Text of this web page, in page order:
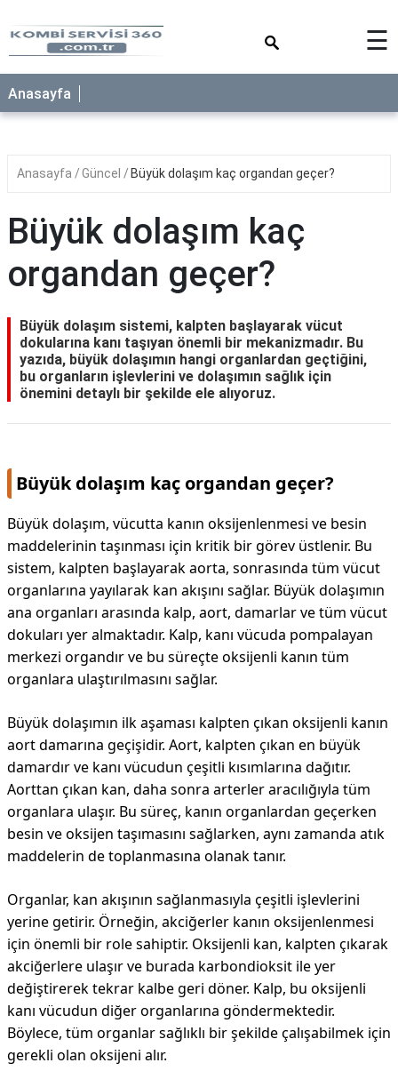
☰
Anasayfa
Anasayfa Güncel Büyük dolaşım kaç organdan geçer?
Büyük dolaşım kaç
organdan geçer?
Büyük dolaşım sistemi, kalpten başlayarak vücut
dokularına kanı taşıyan önemli bir mekanizmadır. Bu
yazıda, büyük dolaşımın hangi organlardan geçtiğini,
bu organların işlevlerini ve dolaşımın sağlık için
önemini detaylı bir şekilde ele alıyoruz.
Büyük dolaşım kaç organdan geçer?
Büyük dolaşım, vücutta kanın oksijenlenmesi ve besin
maddelerinin taşınması için kritik bir görev üstlenir. Bu
sistem, kalpten başlayarak aorta, sonrasında tüm vücut
organlarına yayılarak kan akışını sağlar. Büyük dolaşımın
ana organları arasında kalp, aort, damarlar ve tüm vücut
dokuları yer almaktadır. Kalp, kanı vücuda pompalayan
merkezi organdır ve bu süreçte oksijenli kanın tüm
organlara ulaştırılmasını sağlar.
Büyük dolaşımın ilk aşaması kalpten çıkan oksijenli kanın
aort damarına geçişidir. Aort, kalpten çıkan en büyük
damardır ve kanı vücudun çeşitli kısımlarına dağıtır.
Aorttan çıkan kan, daha sonra arterler aracılığıyla tüm
organlara ulaşır. Bu süreç, kanın organlardan geçerken
besin ve oksijen taşımasını sağlarken, aynı zamanda atık
maddelerin de toplanmasına olanak tanır.
Organlar, kan akışının sağlanmasıyla çeşitli işlevlerini
yerine getirir. Örneğin, akciğerler kanın oksijenlenmesi
için önemli bir role sahiptir. Oksijenli kan, kalpten çıkarak
akciğerlere ulaşır ve burada karbondioksit ile yer
değiştirerek tekrar kalbe geri döner. Kalp, bu oksijenli
kanı vücudun diğer organlarına göndermektedir.
Böylece, tüm organlar sağlıklı bir şekilde çalışabilmek için
gerekli olan oksijeni alır.